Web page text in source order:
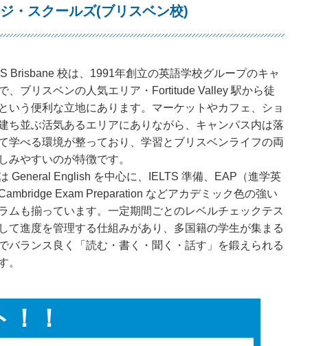
・スクールズ(ブリスベン校)
Brisbane 校は、1991年創立の英語学校グループのキャ
、ブリスベンの人気エリア・Fortitude Valley 駅から徒
いう便利な立地にあります。マーケットやカフェ、ショ
ち並ぶ活気あるエリアにありながら、キャンパス内は落
学べる環境が整っており、学習とブリスベンライフの両
みやすいのが特徴です。
General English を中心に、IELTS 準備、EAP（進学英
Exam Preparation などアカデミック色の強い
ムも揃っています。一定期間ごとのレベルチェックテス
て進度を管理する仕組みがあり、多国籍の学生が集まる
バランス良く「読む・書く・聞く・話す」を鍛えられる
。
！